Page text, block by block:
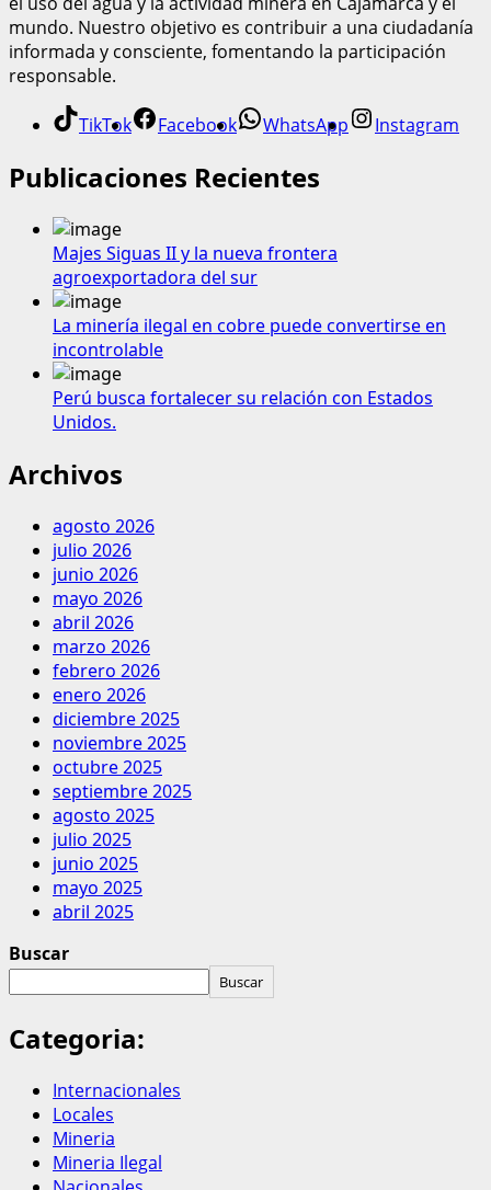
mundo. Nuestro objetivo es contribuir a una ciudadanía
informada y consciente, fomentando la participación
responsable.
TikTok Facebook WhatsApp Instagram
Publicaciones Recientes
Majes Siguas II y la nueva frontera
agroexportadora del sur
La minería ilegal en cobre puede convertirse en
incontrolable
Perú busca fortalecer su relación con Estados
Unidos.
Archivos
agosto 2026
julio 2026
junio 2026
mayo 2026
abril 2026
marzo 2026
febrero 2026
enero 2026
diciembre 2025
noviembre 2025
octubre 2025
septiembre 2025
agosto 2025
julio 2025
junio 2025
mayo 2025
abril 2025
Buscar
Buscar
Categoria:
Internacionales
Locales
Mineria
Mineria Ilegal